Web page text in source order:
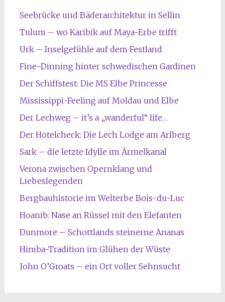
Seebrücke und Bäderarchitektur in Sellin
Tulum – wo Karibik auf Maya-Erbe trifft
Urk – Inselgefühle auf dem Festland
Fine-Dinning hinter schwedischen Gardinen
Der Schiffstest: Die MS Elbe Princesse
Mississippi-Feeling auf Moldau und Elbe
Der Lechweg – it’s a „wanderful“ life…
Der Hotelcheck: Die Lech Lodge am Arlberg
Sark – die letzte Idylle im Ärmelkanal
Verona zwischen Opernklang und
Liebeslegenden
Bergbauhistorie im Welterbe Bois-du-Luc
Hoanib: Nase an Rüssel mit den Elefanten
Dunmore – Schottlands steinerne Ananas
Himba-Tradition im Glühen der Wüste
John O’Groats – ein Ort voller Sehnsucht